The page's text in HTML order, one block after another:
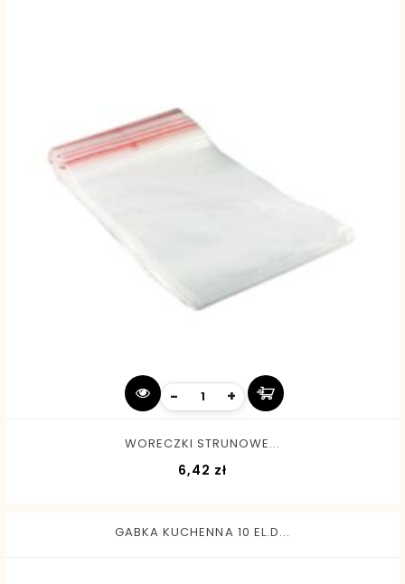
- +
WORECZKI STRUNOWE...
6,42 złCena
GABKA KUCHENNA 10 EL.D...